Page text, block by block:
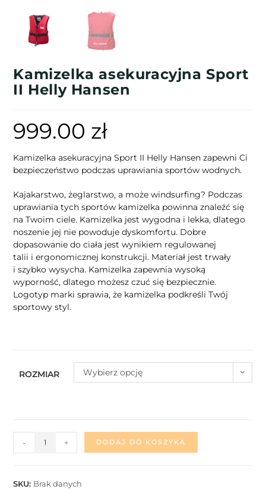
Kamizelka asekuracyjna Sport
II Helly Hansen
999.00 zł
Kamizelka asekuracyjna Sport II Helly Hansen zapewni Ci
bezpieczeństwo podczas uprawiania sportów wodnych.
Kajakarstwo, żeglarstwo, a może windsurfing? Podczas
uprawiania tych sportów kamizelka powinna znaleźć się
na Twoim ciele. Kamizelka jest wygodna i lekka, dlatego
noszenie jej nie powoduje dyskomfortu. Dobre
dopasowanie do ciała jest wynikiem regulowanej
talii i ergonomicznej konstrukcji. Materiał jest trwały
i szybko wysycha. Kamizelka zapewnia wysoką
wyporność, dlatego możesz czuć się bezpiecznie.
Logotyp marki sprawia, że kamizelka podkreśli Twój
sportowy styl.
ROZMIAR Wybierz opcję
- + DODAJ DO KOSZYKA
SKU: Brak danych